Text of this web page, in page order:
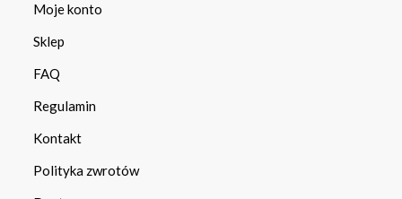
Moje konto
Sklep
FAQ
Regulamin
Kontakt
Polityka zwrotów